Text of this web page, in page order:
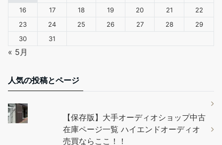
16
17 18 19 20 21
22
23
24 25 26 27 28
29
30
31
« 5月
人気の投稿とページ
【保存版】大手オーディオショップ中古
在庫ページ一覧 ハイエンドオーディオ
売買ならここ！！